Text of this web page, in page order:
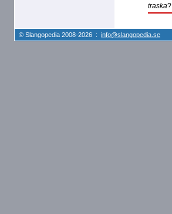
traska?
© Slangopedia 2008-2026 : info@slangopedia.se